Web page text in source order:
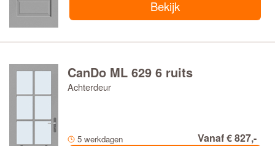
Bekijk
CanDo ML 629 6 ruits
Achterdeur
5 werkdagen Vanaf € 827,-